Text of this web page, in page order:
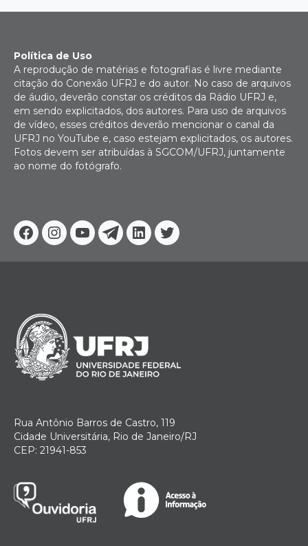
Facebook
Instagram
YoutubeTelegram
Linkedin
Twitter
Política de Uso
A reprodução de matérias e fotografias é livre mediante
citação do Conexão UFRJ e do autor. No caso de arquivos
de áudio, deverão constar os créditos da Rádio UFRJ e,
em sendo explicitados, dos autores. Para uso de arquivos
de vídeo, esses créditos deverão mencionar o canal da
UFRJ no YouTube e, caso estejam explicitados, os autores.
Fotos devem ser atribuídas à SGCOM/UFRJ, juntamente
ao nome do fotógrafo.
Rua Antônio Barros de Castro, 119
Cidade Universitária, Rio de Janeiro/RJ
CEP: 21941-853